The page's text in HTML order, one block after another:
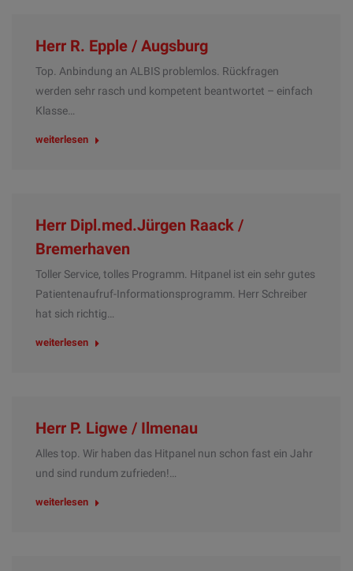
Herr R. Epple / Augsburg
Top. Anbindung an ALBIS problemlos. Rückfragen
werden sehr rasch und kompetent beantwortet – einfach
Klasse…
weiterlesen
Herr Dipl.med.Jürgen Raack /
Bremerhaven
Toller Service, tolles Programm. Hitpanel ist ein sehr gutes
Patientenaufruf-Informationsprogramm. Herr Schreiber
hat sich richtig…
weiterlesen
Herr P. Ligwe / Ilmenau
Alles top. Wir haben das Hitpanel nun schon fast ein Jahr
und sind rundum zufrieden!…
weiterlesen